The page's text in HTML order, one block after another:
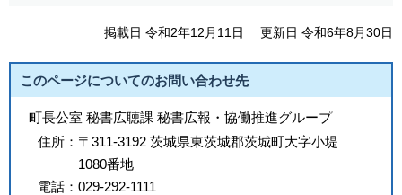
掲載日 令和2年12月11日 更新日 令和6年8月30日
このページについてのお問い合わせ先
町長公室 秘書広聴課 秘書広報・協働推進グループ
住所： 〒311-3192 茨城県東茨城郡茨城町大字小堤
1080番地
電話： 029-292-1111